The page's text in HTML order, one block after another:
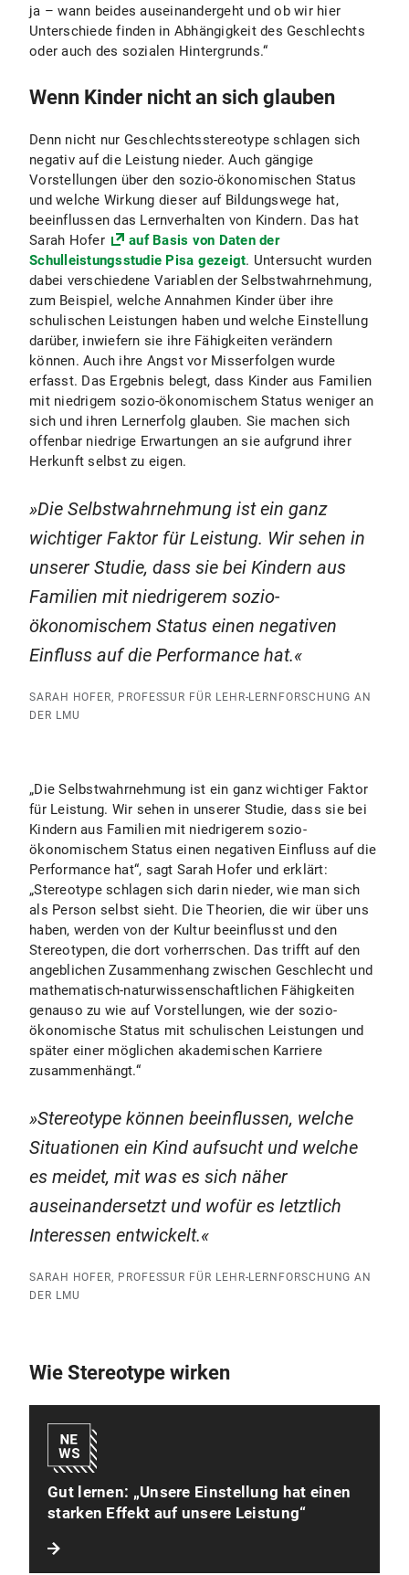
ja – wann beides auseinandergeht und ob wir hier
Unterschiede finden in Abhängigkeit des Geschlechts
oder auch des sozialen Hintergrunds.“
Wenn Kinder nicht an sich glauben
Denn nicht nur Geschlechtsstereotype schlagen sich
negativ auf die Leistung nieder. Auch gängige
Vorstellungen über den sozio-ökonomischen Status
und welche Wirkung dieser auf Bildungswege hat,
beeinflussen das Lernverhalten von Kindern. Das hat
Sarah Hofer
auf Basis von Daten der
Schulleistungsstudie Pisa gezeigt. Untersucht wurden
dabei verschiedene Variablen der Selbstwahrnehmung,
zum Beispiel, welche Annahmen Kinder über ihre
schulischen Leistungen haben und welche Einstellung
darüber, inwiefern sie ihre Fähigkeiten verändern
können. Auch ihre Angst vor Misserfolgen wurde
erfasst. Das Ergebnis belegt, dass Kinder aus Familien
mit niedrigem sozio-ökonomischem Status weniger an
sich und ihren Lernerfolg glauben. Sie machen sich
offenbar niedrige Erwartungen an sie aufgrund ihrer
Herkunft selbst zu eigen.
Die Selbstwahrnehmung ist ein ganz
wichtiger Faktor für Leistung. Wir sehen in
unserer Studie, dass sie bei Kindern aus
Familien mit niedrigerem sozio-
ökonomischem Status einen negativen
Einfluss auf die Performance hat.
SARAH HOFER, PROFESSUR FÜR LEHR-LERNFORSCHUNG AN
DER LMU
„Die Selbstwahrnehmung ist ein ganz wichtiger Faktor
für Leistung. Wir sehen in unserer Studie, dass sie bei
Kindern aus Familien mit niedrigerem sozio-
ökonomischem Status einen negativen Einfluss auf die
Performance hat“, sagt Sarah Hofer und erklärt:
„Stereotype schlagen sich darin nieder, wie man sich
als Person selbst sieht. Die Theorien, die wir über uns
haben, werden von der Kultur beeinflusst und den
Stereotypen, die dort vorherrschen. Das trifft auf den
angeblichen Zusammenhang zwischen Geschlecht und
mathematisch-naturwissenschaftlichen Fähigkeiten
genauso zu wie auf Vorstellungen, wie der sozio-
ökonomische Status mit schulischen Leistungen und
später einer möglichen akademischen Karriere
zusammenhängt.“
Stereotype können beeinflussen, welche
Situationen ein Kind aufsucht und welche
es meidet, mit was es sich näher
auseinandersetzt und wofür es letztlich
Interessen entwickelt.
SARAH HOFER, PROFESSUR FÜR LEHR-LERNFORSCHUNG AN
DER LMU
Wie Stereotype wirken
Gut lernen: „Unsere Einstellung hat einen
starken Effekt auf unsere Leistung“